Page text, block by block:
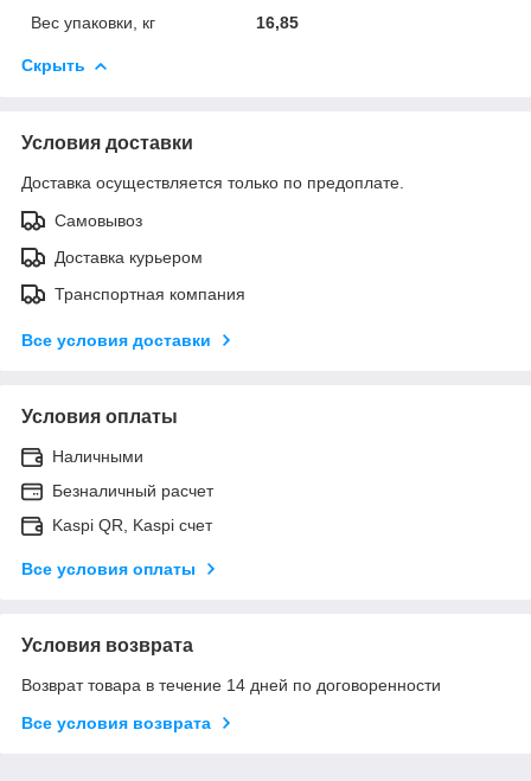
Вес упаковки, кг
16,85
Скрыть
Условия доставки
Доставка осуществляется только по предоплате.
Самовывоз
Доставка курьером
Транспортная компания
Все условия доставки
Условия оплаты
Наличными
Безналичный расчет
Kaspi QR, Kaspi счет
Все условия оплаты
Условия возврата
Возврат товара в течение 14 дней по договоренности
Все условия возврата